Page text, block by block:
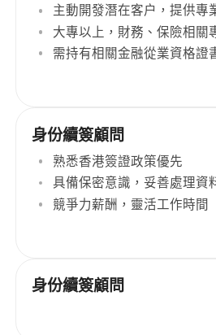
主動開發潛在客户，提供專
大專以上，財務、保險相關
需持有相關金融從業資格證
身份續簽顧問
熟悉香港簽證政策優先
具備保密意識，妥善處理資
競爭力薪酬，靈活工作時間
身份續簽顧問